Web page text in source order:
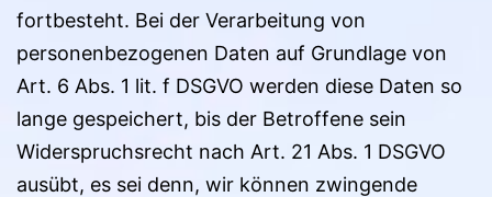
fortbesteht. Bei der Verarbeitung von
personenbezogenen Daten auf Grundlage von
Art. 6 Abs. 1 lit. f DSGVO werden diese Daten so
lange gespeichert, bis der Betroffene sein
Widerspruchsrecht nach Art. 21 Abs. 1 DSGVO
ausübt, es sei denn, wir können zwingende